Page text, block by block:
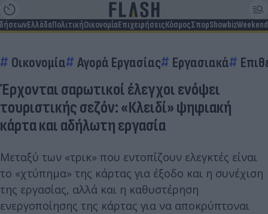
ΕλλάδαΠολιτικήΟικονομίαΕπιχειρήσειςΚόσμοςΣπορShowbizWeekend
Οικονομία Αγορά Εργασίας Εργασιακά
Έρχονται σαρωτικοί έλεγχοι ενόψει
τουριστικής σεζόν: «Κλειδί» ψηφιακή
κάρτα και αδήλωτη εργασία
Μεταξύ των «τρικ» που εντοπίζουν ελεγκτές είναι
το «χτύπημα» της κάρτας για έξοδο και η συνέχιση
της εργασίας, αλλά και η καθυστέρηση
ενεργοποίησης της κάρτας για να αποκρύπτοναι